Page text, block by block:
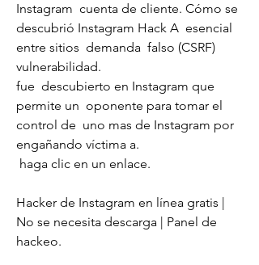
Instagram  cuenta de cliente. Cómo se
descubrió Instagram Hack A  esencial
entre sitios  demanda  falso (CSRF)
vulnerabilidad.
fue  descubierto en Instagram que
permite un  oponente para tomar el
control de  uno mas de Instagram por
engañando víctima a.
haga clic en un enlace.
Hacker de Instagram en línea gratis |
No se necesita descarga | Panel de
hackeo.